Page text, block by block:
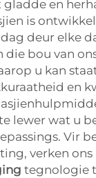
en
is
deur elke
bou van
u kan
en
lewer wat u
Vir
verken ons
tegnologie